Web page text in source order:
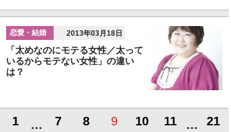
恋愛・結婚 2013年03月18日
「太めなのにモテる女性／太って
いるからモテない女性」の違い
は？
1 … 7 8 9 10 11 … 21